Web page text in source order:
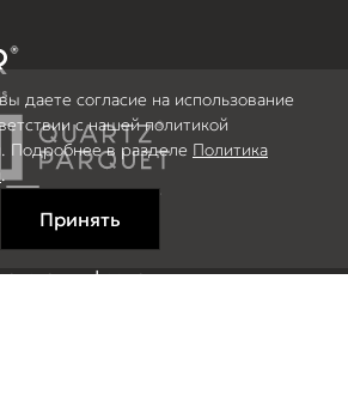
информация
даете согласие на использование
с нашей политикой
Подробнее в разделе Политика
.
Принять